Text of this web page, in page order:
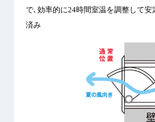
で､効率的に24時間室温を調整して
済み